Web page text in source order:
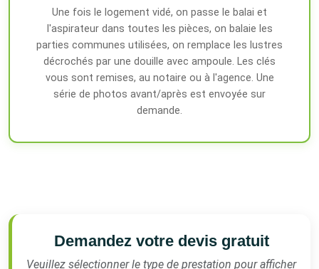
Une fois le logement vidé, on passe le balai et
l'aspirateur dans toutes les pièces, on balaie les
parties communes utilisées, on remplace les lustres
décrochés par une douille avec ampoule. Les clés
vous sont remises, au notaire ou à l'agence. Une
série de photos avant/après est envoyée sur
demande.
Demandez votre devis gratuit
Veuillez sélectionner le type de prestation pour afficher